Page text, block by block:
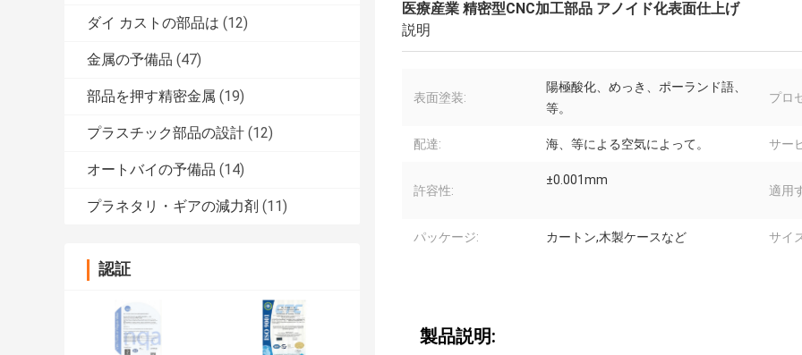
ダイ カストの部品は (12)
金属の予備品 (47)
部品を押す精密金属 (19)
プラスチック部品の設計 (12)
オートバイの予備品 (14)
プラネタリ・ギアの減力剤 (11)
認証
医療産業 精密型CNC加工部品 アノイド化表面仕上げ
説明
表面塗装:
陽極酸化、めっき、ポーランド語、
等。
プロ
配達: 海、等による空気によって。 サー
許容性:
±0.001mm
適用
パッケージ: カートン,木製ケースなど サイ
製品説明: